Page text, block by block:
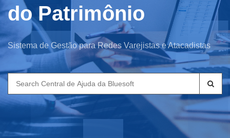
do Patrimônio
Sistema de Gestão para Redes Varejistas e Atacadistas
Search
for: